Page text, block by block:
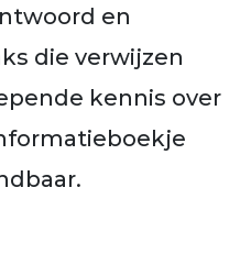
en
die verwijzen
kennis over